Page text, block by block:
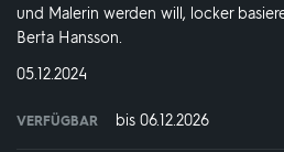
und Malerin werden will, locker
Berta Hansson.
DATUM:
05.12.2024
VERFÜGBAR bis 06.12.2026